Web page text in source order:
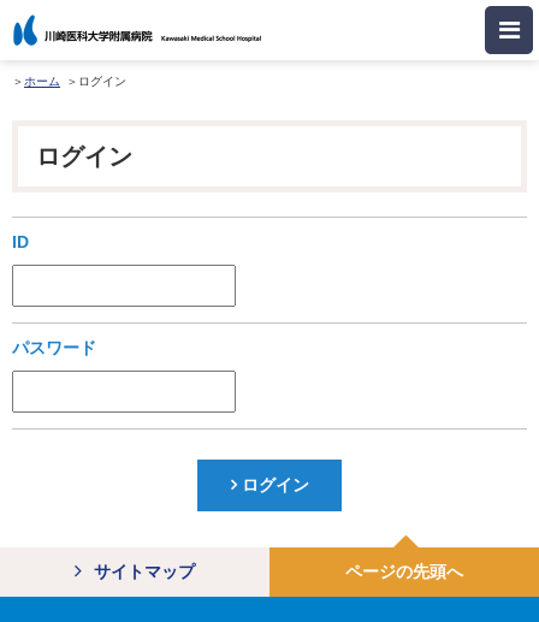
ホーム ログイン
ログイン
ID
パスワード
サイトマップ ページの先頭へ